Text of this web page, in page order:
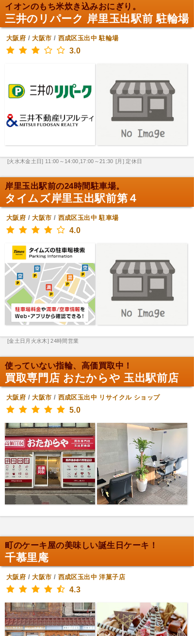
イオンのもち米炊き込みおにぎり。
三井のリパーク 岸里玉出駅前 駐輪場
大阪府 /大阪市 / 西成区玉出中 駐輪場
3.0
[火水木金土日] 11:00～14:00,17:00～21:30 [月] 定休日
岸里玉出駅前の24時間駐車場。
タイムズ岸里玉出駅前第４
大阪府 /大阪市 / 西成区玉出中 駐車場
4.0
[金土日月火水木] 24時間営業
使っていない指輪、高価買取中！
買取専門店 おたからや 玉出駅前店
大阪府 /大阪市 / 西成区玉出中 リサイクル ショップ
5.0
町のケーキ屋の美味しい誕生日ケーキ！
千慕里庵
大阪府 /大阪市 / 西成区玉出中 洋菓子店
4.3